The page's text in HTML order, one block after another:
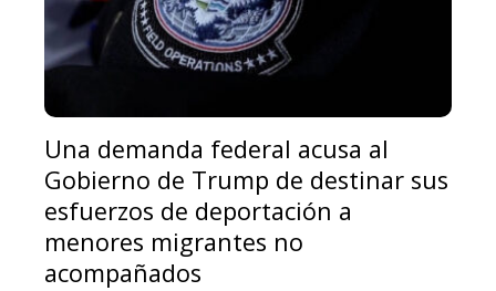
Una demanda federal acusa al
Gobierno de Trump de destinar sus
esfuerzos de deportación a
menores migrantes no
acompañados